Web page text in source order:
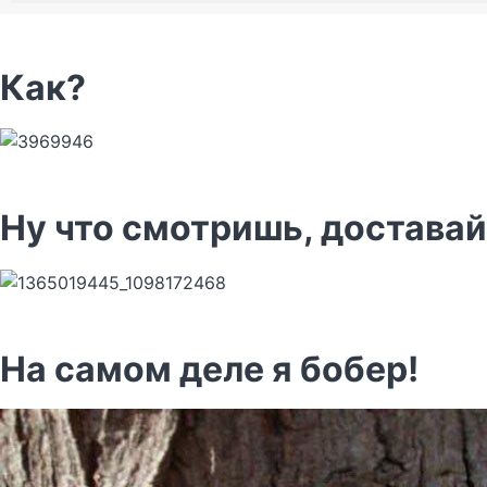
Как?
Ну что смотришь,
На самом деле я бобер!